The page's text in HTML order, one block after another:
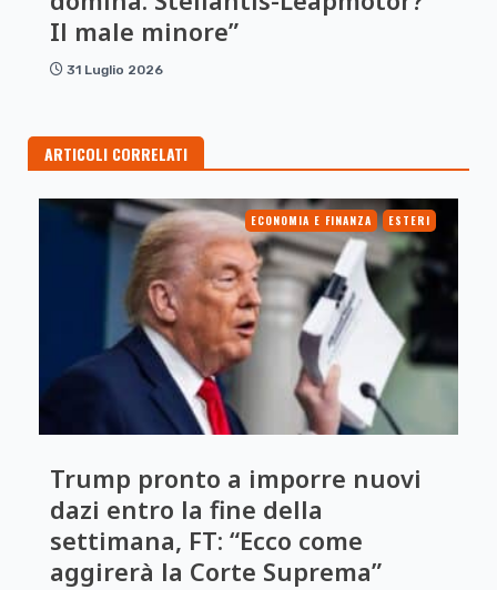
Il male minore”
31 Luglio 2026
ARTICOLI CORRELATI
ECONOMIA E FINANZA ESTERI
Trump pronto a imporre nuovi
dazi entro la fine della
settimana, FT: “Ecco come
aggirerà la Corte Suprema”